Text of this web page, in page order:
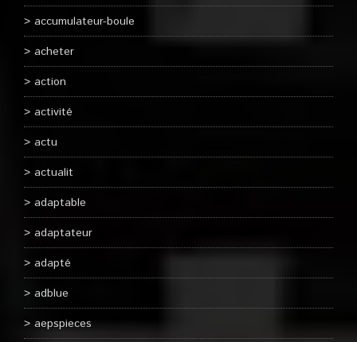
accumulateur-boule
acheter
action
activité
actu
actualit
adaptable
adaptateur
adapté
adblue
aepspieces